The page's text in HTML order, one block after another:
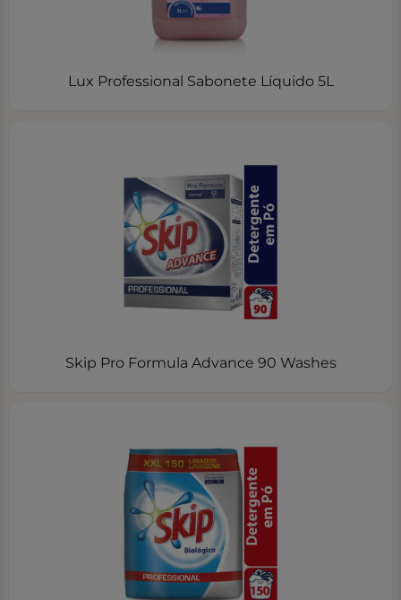
Lux Professional Sabonete Líquido 5L
Skip Pro Formula Advance 90 Washes